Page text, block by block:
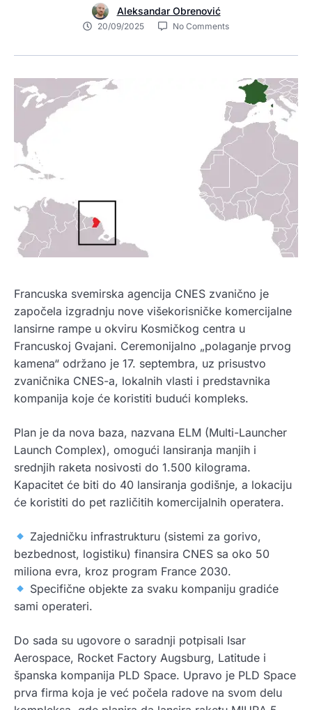
Aleksandar Obrenović
20/09/2025 No Comments
Francuska svemirska agencija CNES zvanično je
započela izgradnju nove višekorisničke komercijalne
lansirne rampe u okviru Kosmičkog centra u
Francuskoj Gvajani. Ceremonijalno „polaganje prvog
kamena“ održano je 17. septembra, uz prisustvo
zvaničnika CNES-a, lokalnih vlasti i predstavnika
kompanija koje će koristiti budući kompleks.
Plan je da nova baza, nazvana ELM (Multi-Launcher
Launch Complex), omogući lansiranja manjih i
srednjih raketa nosivosti do 1.500 kilograma.
Kapacitet će biti do 40 lansiranja godišnje, a lokaciju
će koristiti do pet različitih komercijalnih operatera.
Zajedničku infrastrukturu (sistemi za gorivo,
bezbednost, logistiku) finansira CNES sa oko 50
miliona evra, kroz program France 2030.
Specifične objekte za svaku kompaniju gradiće
sami operateri.
Do sada su ugovore o saradnji potpisali Isar
Aerospace, Rocket Factory Augsburg, Latitude i
španska kompanija PLD Space. Upravo je PLD Space
prva firma koja je već počela radove na svom delu